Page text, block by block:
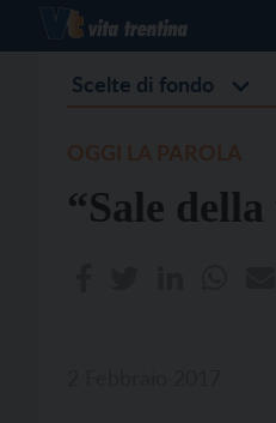
Scelte di fondo
“Sale